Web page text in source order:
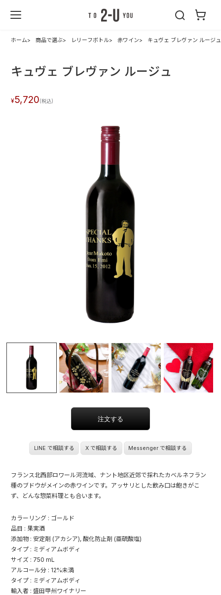
ホーム 商品で選ぶ レリーフボトル 赤ワイン キュヴェ ブレヴァン ルージュ
キュヴェ ブレヴァン ルージュ
5,720
LINE で相談する X で相談する Messenger で相談する
フランス北西部ロワール河流域、ナント地区近郊で採れたカベルネフラン
種のブドウがメインの赤ワインです。アッサリとした飲み口は飽きがこ
ず、どんな惣菜料理とも合います。
カラーリング : ゴールド
品目 : 果実酒
添加物 : 安定剤 (アカシア), 酸化防止剤 (亜硫酸塩)
タイプ : ミディアムボディ
サイズ : 750 mL
アルコール分 : 12%未満
タイプ : ミディアムボディ
輸入者 : 盛田甲州ワイナリー